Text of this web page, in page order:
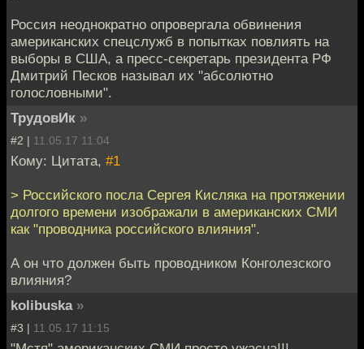
Россия неоднократно опровергала обвинения
американских спецслужб в попытках повлиять на
выборы в США, а пресс-секретарь президента РФ
Дмитрий Песков называл их "абсолютно
голословными".
ТрудовИк »
#2 | 11.05.17 11:04
Кому: Цитата, #1
> Российского посла Сергея Кисляка на протяжении
долгого времени изображали в американских СМИ
как "проводника российского влияния".
А он что должен быть проводником Конголезского
влияния?
kolibuska »
#3 | 11.05.17 11:15